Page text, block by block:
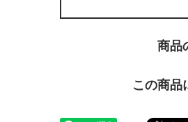
商品
この商品